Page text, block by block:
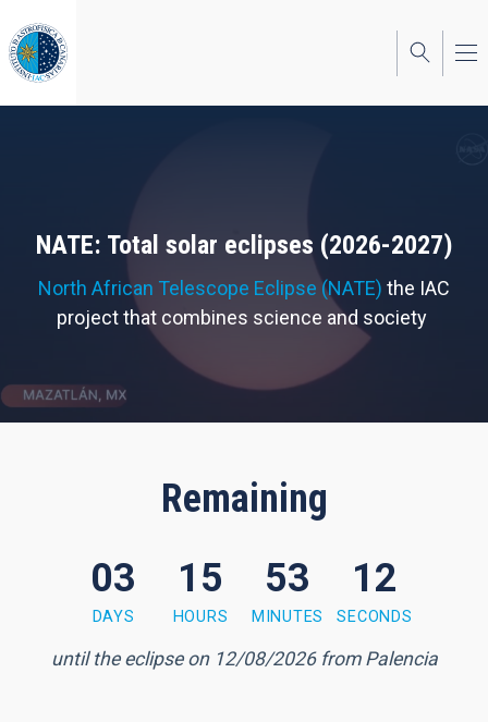
to
main
content
NATE: Total solar eclipses (2026-2027)
North African Telescope Eclipse (NATE) the IAC
project that combines science and society
Remaining
10 seconds
03
DAYS
15
HOURS
53
MINUTES
11
SECONDS
until the eclipse on 12/08/2026 from Palencia